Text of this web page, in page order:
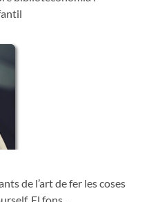
de l’art de fer les coses